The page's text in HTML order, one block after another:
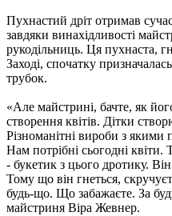
Пухнастий дріт отримав
завдяки винахідливості
рукодільниць. Ця пухнаста,
Заході, спочатку
трубок.
«Але майстрині, бачте, як
створення квітів. Дітки
Різноманітні вироби з
Нам потрібні сьогодні
- букетик з цього дротику.
Тому що він гнеться,
будь-що. Що забажаєте. За
майстриня Віра Жевнер.